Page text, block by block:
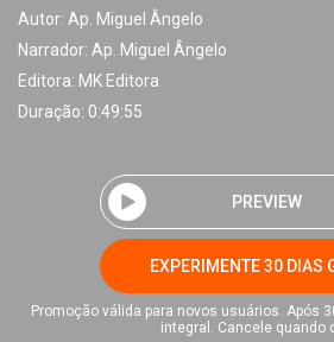
Autor: Ap. Miguel Ângelo
Narrador: Ap. Miguel Ângelo
Editora: MK Editora
Duração: 0:49:55
PREVIEW
EXPERIMENTE 30 DIAS
Promoção válida para novos usuários. Após
integral. Cancele quando